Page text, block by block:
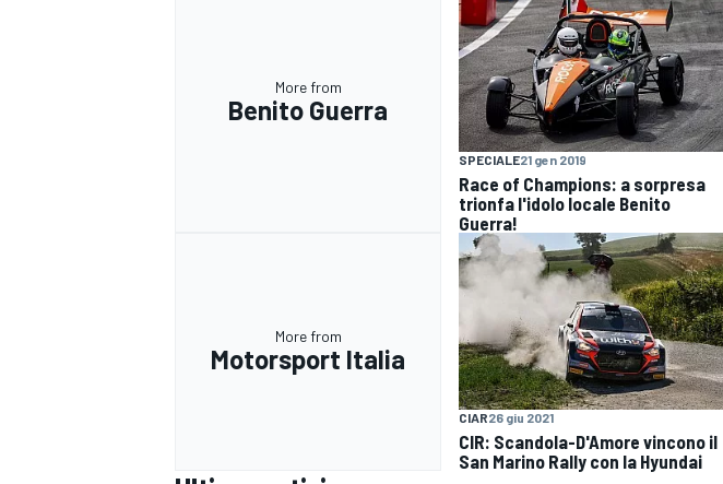
More from
Benito Guerra
SPECIALE21 gen 2019
Race of Champions: a sorpresa
trionfa l'idolo locale Benito
Guerra!
More from
Motorsport Italia
CIAR26 giu 2021
CIR: Scandola-D'Amore vincono il
San Marino Rally con la Hyundai